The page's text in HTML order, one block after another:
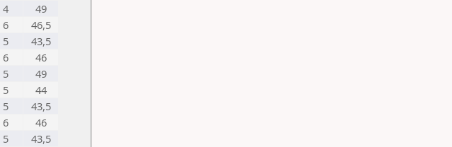
4
49
6
46,5
5
43,5
6
46
5
49
5
44
5
43,5
6
46
5
43,5